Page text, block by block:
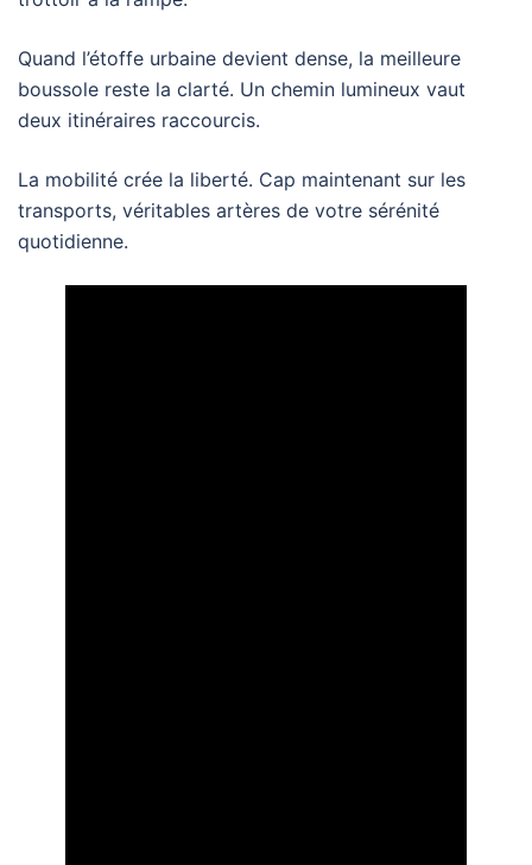
Quand l’étoffe urbaine devient dense, la meilleure
boussole reste la clarté. Un chemin lumineux vaut
deux itinéraires raccourcis.
La mobilité crée la liberté. Cap maintenant sur les
transports, véritables artères de votre sérénité
quotidienne.